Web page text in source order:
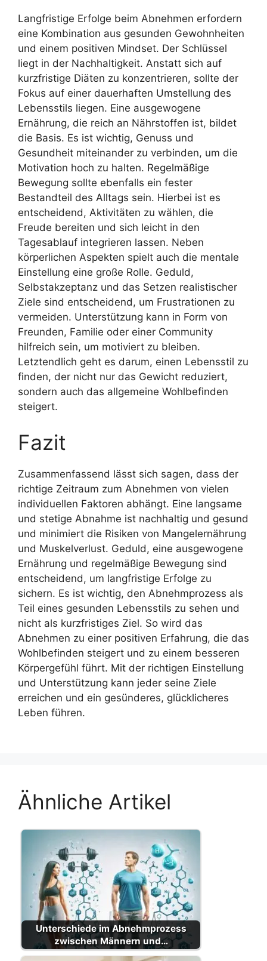
Langfristige Erfolge beim Abnehmen erfordern
eine Kombination aus gesunden Gewohnheiten
und einem positiven Mindset. Der Schlüssel
liegt in der Nachhaltigkeit. Anstatt sich auf
kurzfristige Diäten zu konzentrieren, sollte der
Fokus auf einer dauerhaften Umstellung des
Lebensstils liegen. Eine ausgewogene
Ernährung, die reich an Nährstoffen ist, bildet
die Basis. Es ist wichtig, Genuss und
Gesundheit miteinander zu verbinden, um die
Motivation hoch zu halten. Regelmäßige
Bewegung sollte ebenfalls ein fester
Bestandteil des Alltags sein. Hierbei ist es
entscheidend, Aktivitäten zu wählen, die
Freude bereiten und sich leicht in den
Tagesablauf integrieren lassen. Neben
körperlichen Aspekten spielt auch die mentale
Einstellung eine große Rolle. Geduld,
Selbstakzeptanz und das Setzen realistischer
Ziele sind entscheidend, um Frustrationen zu
vermeiden. Unterstützung kann in Form von
Freunden, Familie oder einer Community
hilfreich sein, um motiviert zu bleiben.
Letztendlich geht es darum, einen Lebensstil zu
finden, der nicht nur das Gewicht reduziert,
sondern auch das allgemeine Wohlbefinden
steigert.
Fazit
Zusammenfassend lässt sich sagen, dass der
richtige Zeitraum zum Abnehmen von vielen
individuellen Faktoren abhängt. Eine langsame
und stetige Abnahme ist nachhaltig und gesund
und minimiert die Risiken von Mangelernährung
und Muskelverlust. Geduld, eine ausgewogene
Ernährung und regelmäßige Bewegung sind
entscheidend, um langfristige Erfolge zu
sichern. Es ist wichtig, den Abnehmprozess als
Teil eines gesunden Lebensstils zu sehen und
nicht als kurzfristiges Ziel. So wird das
Abnehmen zu einer positiven Erfahrung, die das
Wohlbefinden steigert und zu einem besseren
Körpergefühl führt. Mit der richtigen Einstellung
und Unterstützung kann jeder seine Ziele
erreichen und ein gesünderes, glücklicheres
Leben führen.
Ähnliche Artikel
Unterschiede im Abnehmprozess
zwischen Männern und…